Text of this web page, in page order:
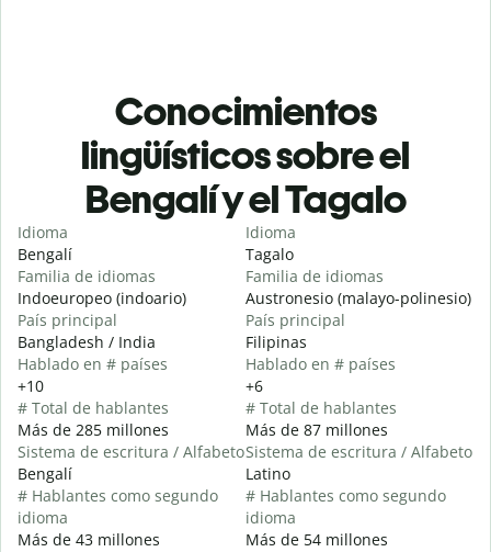
Conocimientos
lingüísticos sobre el
Bengalí y el Tagalo
Idioma
Bengalí
Familia de idiomas
Indoeuropeo (indoario)
País principal
Bangladesh / India
Hablado en # países
+10
# Total de hablantes
Más de 285 millones
Sistema de escritura / Alfabeto
Bengalí
# Hablantes como segundo
idioma
Más de 43 millones
Idioma
Tagalo
Familia de idiomas
Austronesio (malayo-polinesio)
País principal
Filipinas
Hablado en # países
+6
# Total de hablantes
Más de 87 millones
Sistema de escritura / Alfabeto
Latino
# Hablantes como segundo
idioma
Más de 54 millones